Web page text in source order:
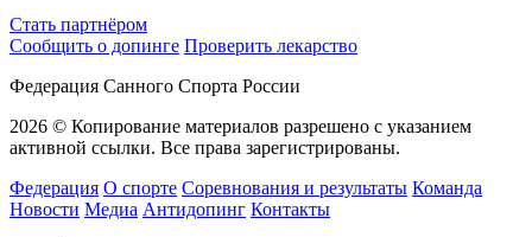
Cтать партнёром
Сообщить о допинге Проверить лекарство
Федерация Санного Спорта России
2026 © Копирование материалов разрешено с указанием
активной ссылки. Все права зарегистрированы.
Федерация О спорте Соревнования и результаты Команда
Новости Медиа Антидопинг Контакты